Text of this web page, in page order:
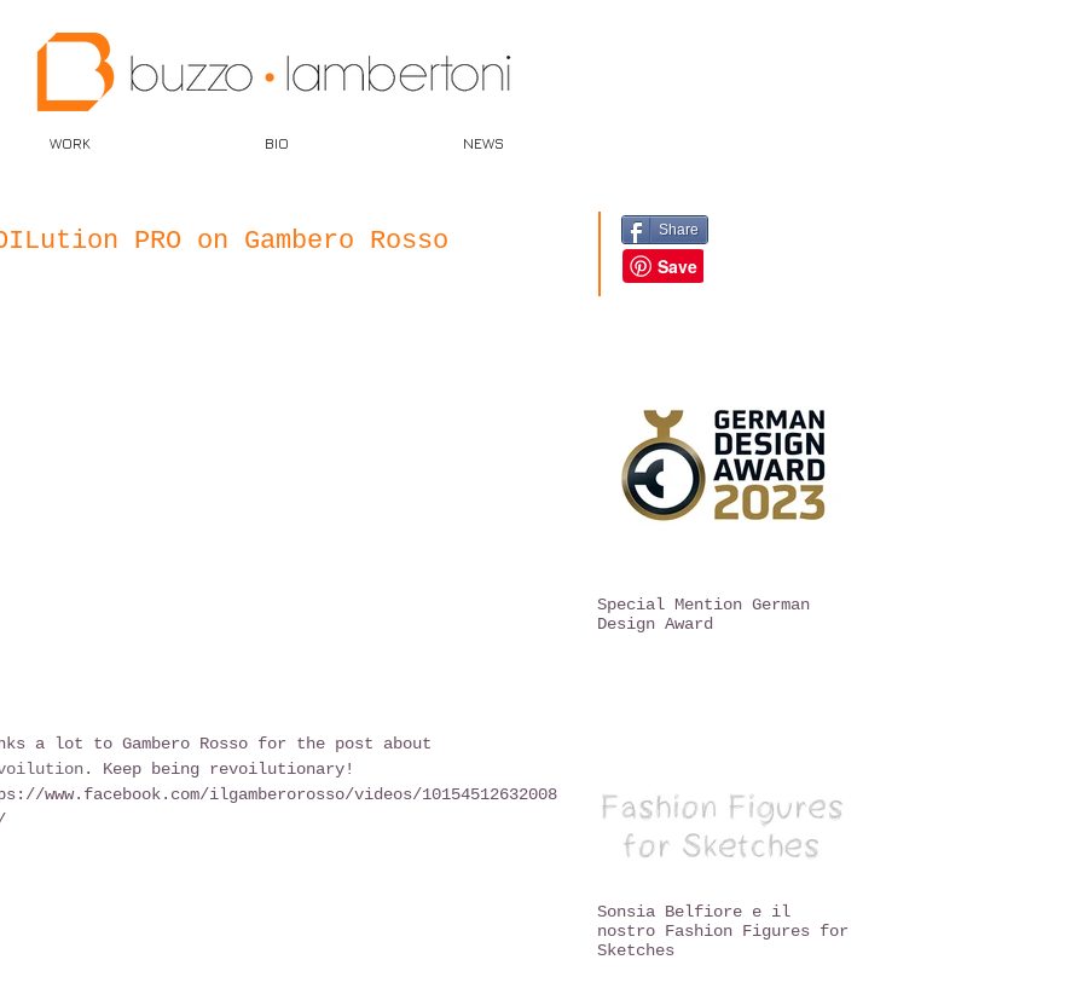
WORK BIO NEWS
PRO on Gambero Rosso
a lot to Gambero Rosso for the post about
. Keep being revoilutionary!
www.facebook.com/ilgamberorosso/videos/10154512632008
Share
Special Mention German
Design Award
Sonsia Belfiore e il
nostro Fashion Figures for
Sketches